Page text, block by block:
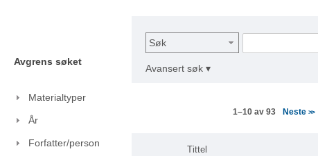
Avgrens søket
Materialtyper
År
Forfatter/person
Søk
Avansert søk ▾
1–10 av 93 Neste>>
Tittel